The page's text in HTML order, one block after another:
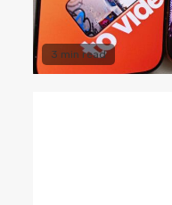
3 min read